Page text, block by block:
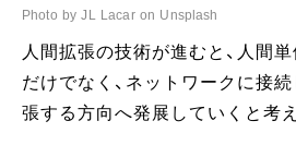
Photo by JL Lacar on Unsplash
人間拡張の技術が進むと、人間
だけでなく、ネットワークに接
張する方向へ発展していくと考